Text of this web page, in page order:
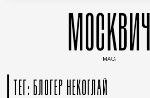
МОСКВИЧ
MAG
ТЕГ: БЛОГЕР НЕКОГЛАЙ